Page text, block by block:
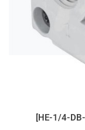
[HE-1/4-